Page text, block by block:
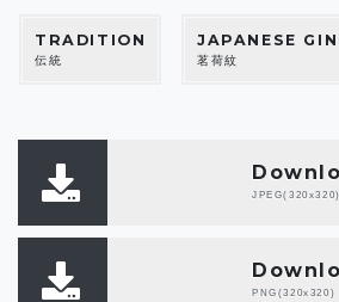
TRADITION
伝統
JAPANESE
茗荷紋
JPEG(320x320)
PNG(320x320)